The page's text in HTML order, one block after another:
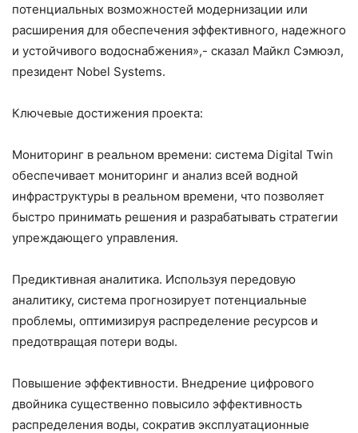
потенциальных возможностей модернизации или
расширения для обеспечения эффективного, надежного
и устойчивого водоснабжения»,- сказал Майкл Сэмюэл,
президент Nobel Systems.
Ключевые достижения проекта:
Мониторинг в реальном времени: система Digital Twin
обеспечивает мониторинг и анализ всей водной
инфраструктуры в реальном времени, что позволяет
быстро принимать решения и разрабатывать стратегии
упреждающего управления.
Предиктивная аналитика. Используя передовую
аналитику, система прогнозирует потенциальные
проблемы, оптимизируя распределение ресурсов и
предотвращая потери воды.
Повышение эффективности. Внедрение цифрового
двойника существенно повысило эффективность
распределения воды, сократив эксплуатационные